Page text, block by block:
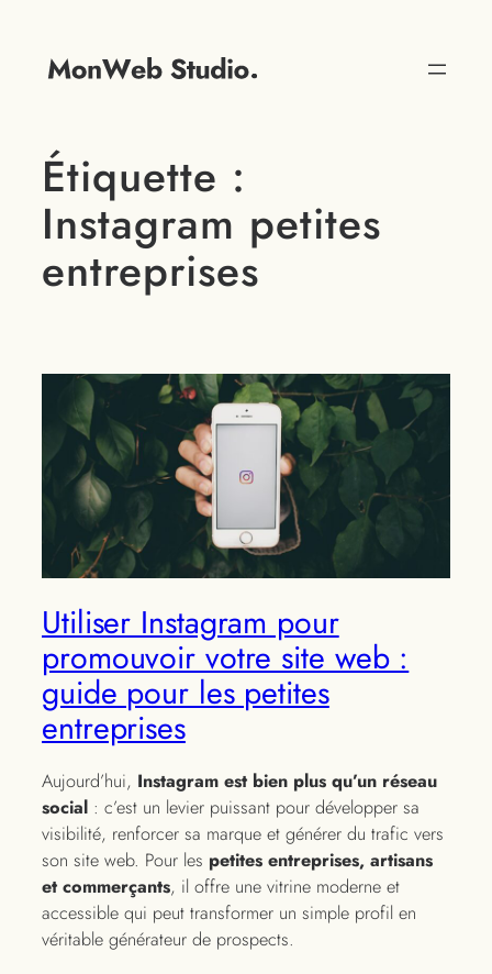
Étiquette :
Instagram petites
entreprises
Utiliser Instagram pour
promouvoir votre site web :
guide pour les petites
entreprises
Aujourd’hui, Instagram est bien plus qu’un réseau
social : c’est un levier puissant pour développer sa
visibilité, renforcer sa marque et générer du trafic vers
son site web. Pour les petites entreprises, artisans
et commerçants, il offre une vitrine moderne et
accessible qui peut transformer un simple profil en
véritable générateur de prospects.